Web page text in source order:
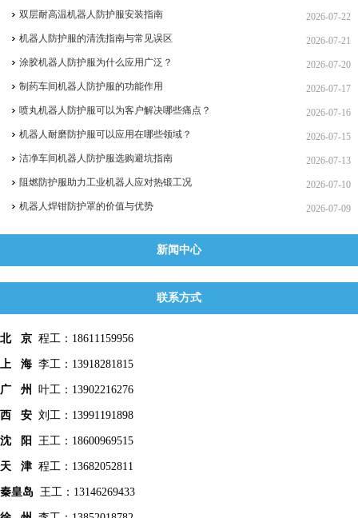
2026-07-22
双层耐高温机器人防护服安装指南
2026-07-21
机器人防护服的清洗指南与常见误区
2026-07-20
涂胶机器人防护服为什么应用广泛？
2026-07-17
制药车间机器人防护服的功能作用
2026-07-16
喷丸机器人防护服可以为客户解决哪些痛点？
2026-07-15
机器人耐磨防护服可以应用在哪些领域？
2026-07-13
洁净车间机器人防护服选购避坑指南
2026-07-10
阻燃防护服助力工业机器人应对热锻工况
2026-07-09
机器人焊钳防护罩的价值与优势
新闻中心
联系方式
北 京 程工：18611159956
上 海 李工：13918281815
广 州 叶工：13902216276
西 安 刘工：13991191898
沈 阳 王工：18600969515
天 津 程工：13682052811
秦皇岛 王工：13146269433